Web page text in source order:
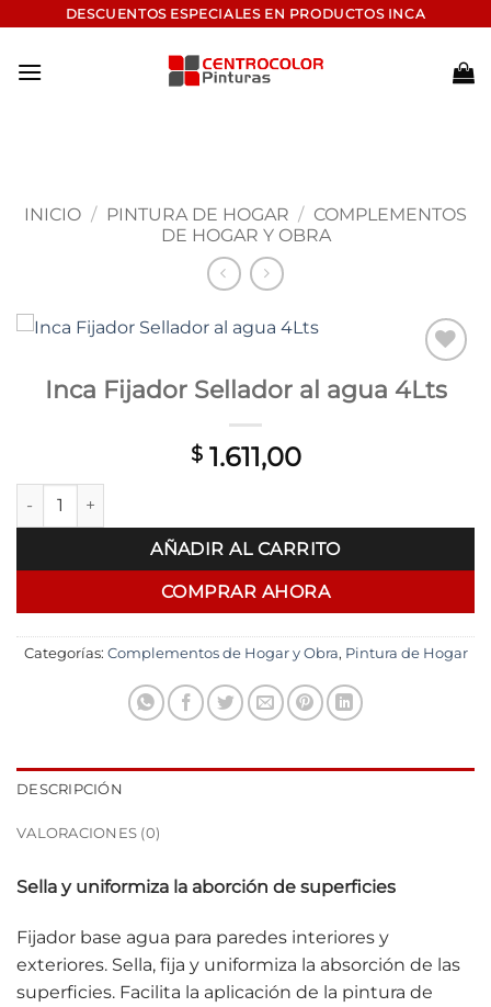
contenido
DESCUENTOS ESPECIALES EN PRODUCTOS INCA
INICIO / PINTURA DE HOGAR / COMPLEMENTOS
DE HOGAR Y OBRA
Add to
wishlist
Inca Fijador Sellador al agua 4Lts
$1.611,00
Inca Fijador Sellador al agua 4Lts cantidad
AÑADIR AL CARRITO
COMPRAR AHORA
Categorías: Complementos de Hogar y Obra, Pintura de Hogar
DESCRIPCIÓN
VALORACIONES (0)
Sella y uniformiza la aborción de superficies
Fijador base agua para paredes interiores y
exteriores. Sella, fija y uniformiza la absorción de las
superficies. Facilita la aplicación de la pintura de